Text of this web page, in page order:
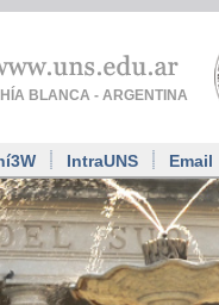
BLANCA - ARGENTINA
IntraUNS Email